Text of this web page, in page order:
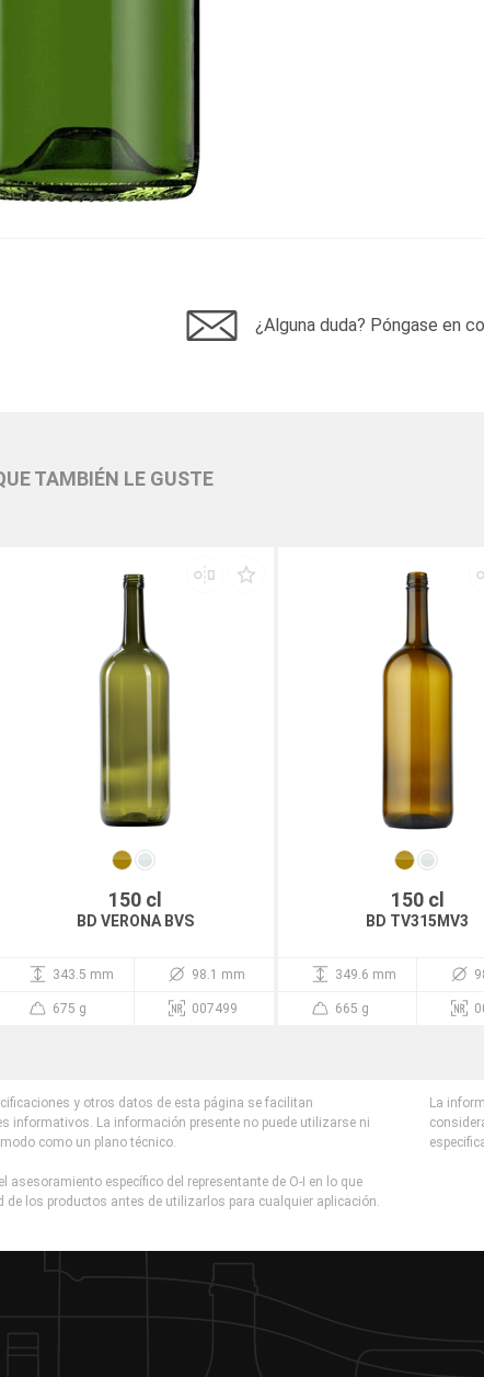
¿Alguna duda? Póngase en
TAMBIÉN LE GUSTE
150 cl
BD VERONA BVS
343.5 mm 98.1 mm
675 g 007499
150 cl
BD TV315MV3
349.6 mm
665 g
y otros datos de esta página se facilitan
informativos. La información presente no puede utilizarse ni
como un plano técnico.
asesoramiento específico del representante de O-I en lo que
de los productos antes de utilizarlos para cualquier aplicación.
La